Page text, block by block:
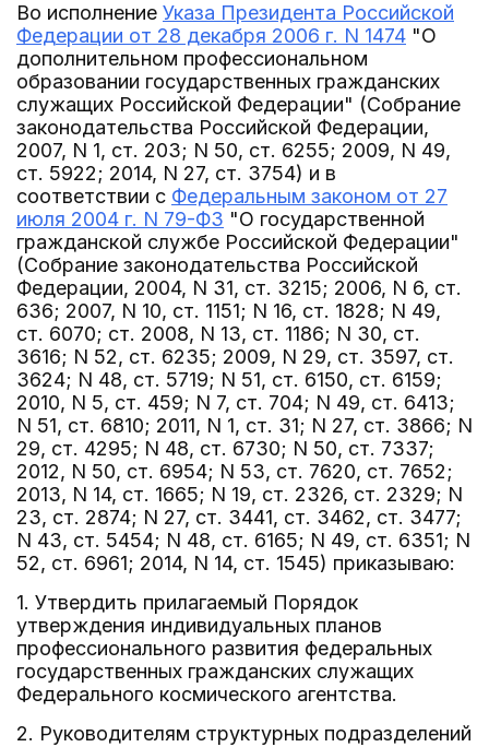
Во исполнение Указа Президента Российской
Федерации от 28 декабря 2006 г. N 1474 "О
дополнительном профессиональном
образовании государственных гражданских
служащих Российской Федерации" (Собрание
законодательства Российской Федерации,
2007, N 1, ст. 203; N 50, ст. 6255; 2009, N 49,
ст. 5922; 2014, N 27, ст. 3754) и в
соответствии с Федеральным законом от 27
июля 2004 г. N 79-ФЗ "О государственной
гражданской службе Российской Федерации"
(Собрание законодательства Российской
Федерации, 2004, N 31, ст. 3215; 2006, N 6, ст.
636; 2007, N 10, ст. 1151; N 16, ст. 1828; N 49,
ст. 6070; ст. 2008, N 13, ст. 1186; N 30, ст.
3616; N 52, ст. 6235; 2009, N 29, ст. 3597, ст.
3624; N 48, ст. 5719; N 51, ст. 6150, ст. 6159;
2010, N 5, ст. 459; N 7, ст. 704; N 49, ст. 6413;
N 51, ст. 6810; 2011, N 1, ст. 31; N 27, ст. 3866; N
29, ст. 4295; N 48, ст. 6730; N 50, ст. 7337;
2012, N 50, ст. 6954; N 53, ст. 7620, ст. 7652;
2013, N 14, ст. 1665; N 19, ст. 2326, ст. 2329; N
23, ст. 2874; N 27, ст. 3441, ст. 3462, ст. 3477;
N 43, ст. 5454; N 48, ст. 6165; N 49, ст. 6351; N
52, ст. 6961; 2014, N 14, ст. 1545) приказываю:
1. Утвердить прилагаемый Порядок
утверждения индивидуальных планов
профессионального развития федеральных
государственных гражданских служащих
Федерального космического агентства.
2. Руководителям структурных подразделений